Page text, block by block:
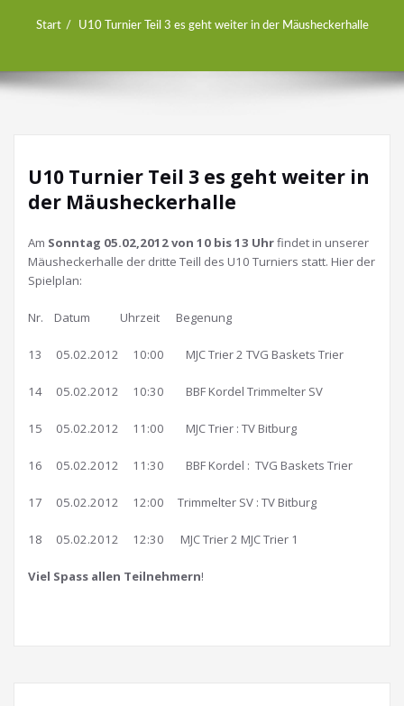
Start U10 Turnier Teil 3 es geht weiter in der Mäusheckerhalle
U10 Turnier Teil 3 es geht weiter in
der Mäusheckerhalle
Am Sonntag 05.02,2012 von 10 bis 13 Uhrfindet in unserer
Mäusheckerhalle der dritte Teill des U10 Turniers statt. Hier der
Spielplan:
Nr. Datum Uhrzeit Begenung
13 05.02.2012 10:00 MJC Trier 2 TVG Baskets Trier
14 05.02.2012 10:30 BBF Kordel Trimmelter SV
15 05.02.2012 11:00 MJC Trier : TV Bitburg
16 05.02.2012 11:30 BBF Kordel : TVG Baskets Trier
17 05.02.2012 12:00 Trimmelter SV : TV Bitburg
18 05.02.2012 12:30 MJC Trier 2 MJC Trier 1
Viel Spass allen Teilnehmern!